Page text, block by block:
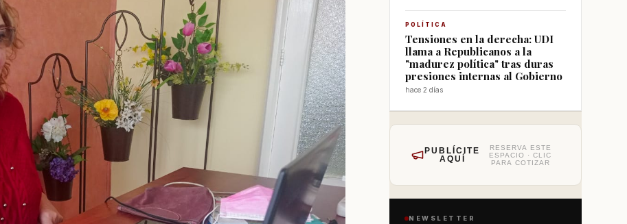
POLÍTICA
Tensiones en la derecha: UDI
llama a Republicanos a la
"madurez política" tras duras
presiones internas al Gobierno
hace 2 días
PUBLÍCITE
AQUÍ
RESERVA ESTE
ESPACIO · CLIC
PARA COTIZAR
NEWSLETTER